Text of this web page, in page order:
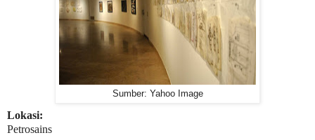
Sumber: Yahoo Image
Lokasi:
Petrosains